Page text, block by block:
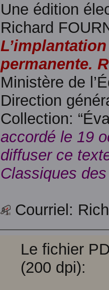
Une édition
Richard
permanente.
Ministère de
Direction
Collection:
accordé le 19
diffuser ce
Classiques
Courriel:
Le fichier
(200 dpi):